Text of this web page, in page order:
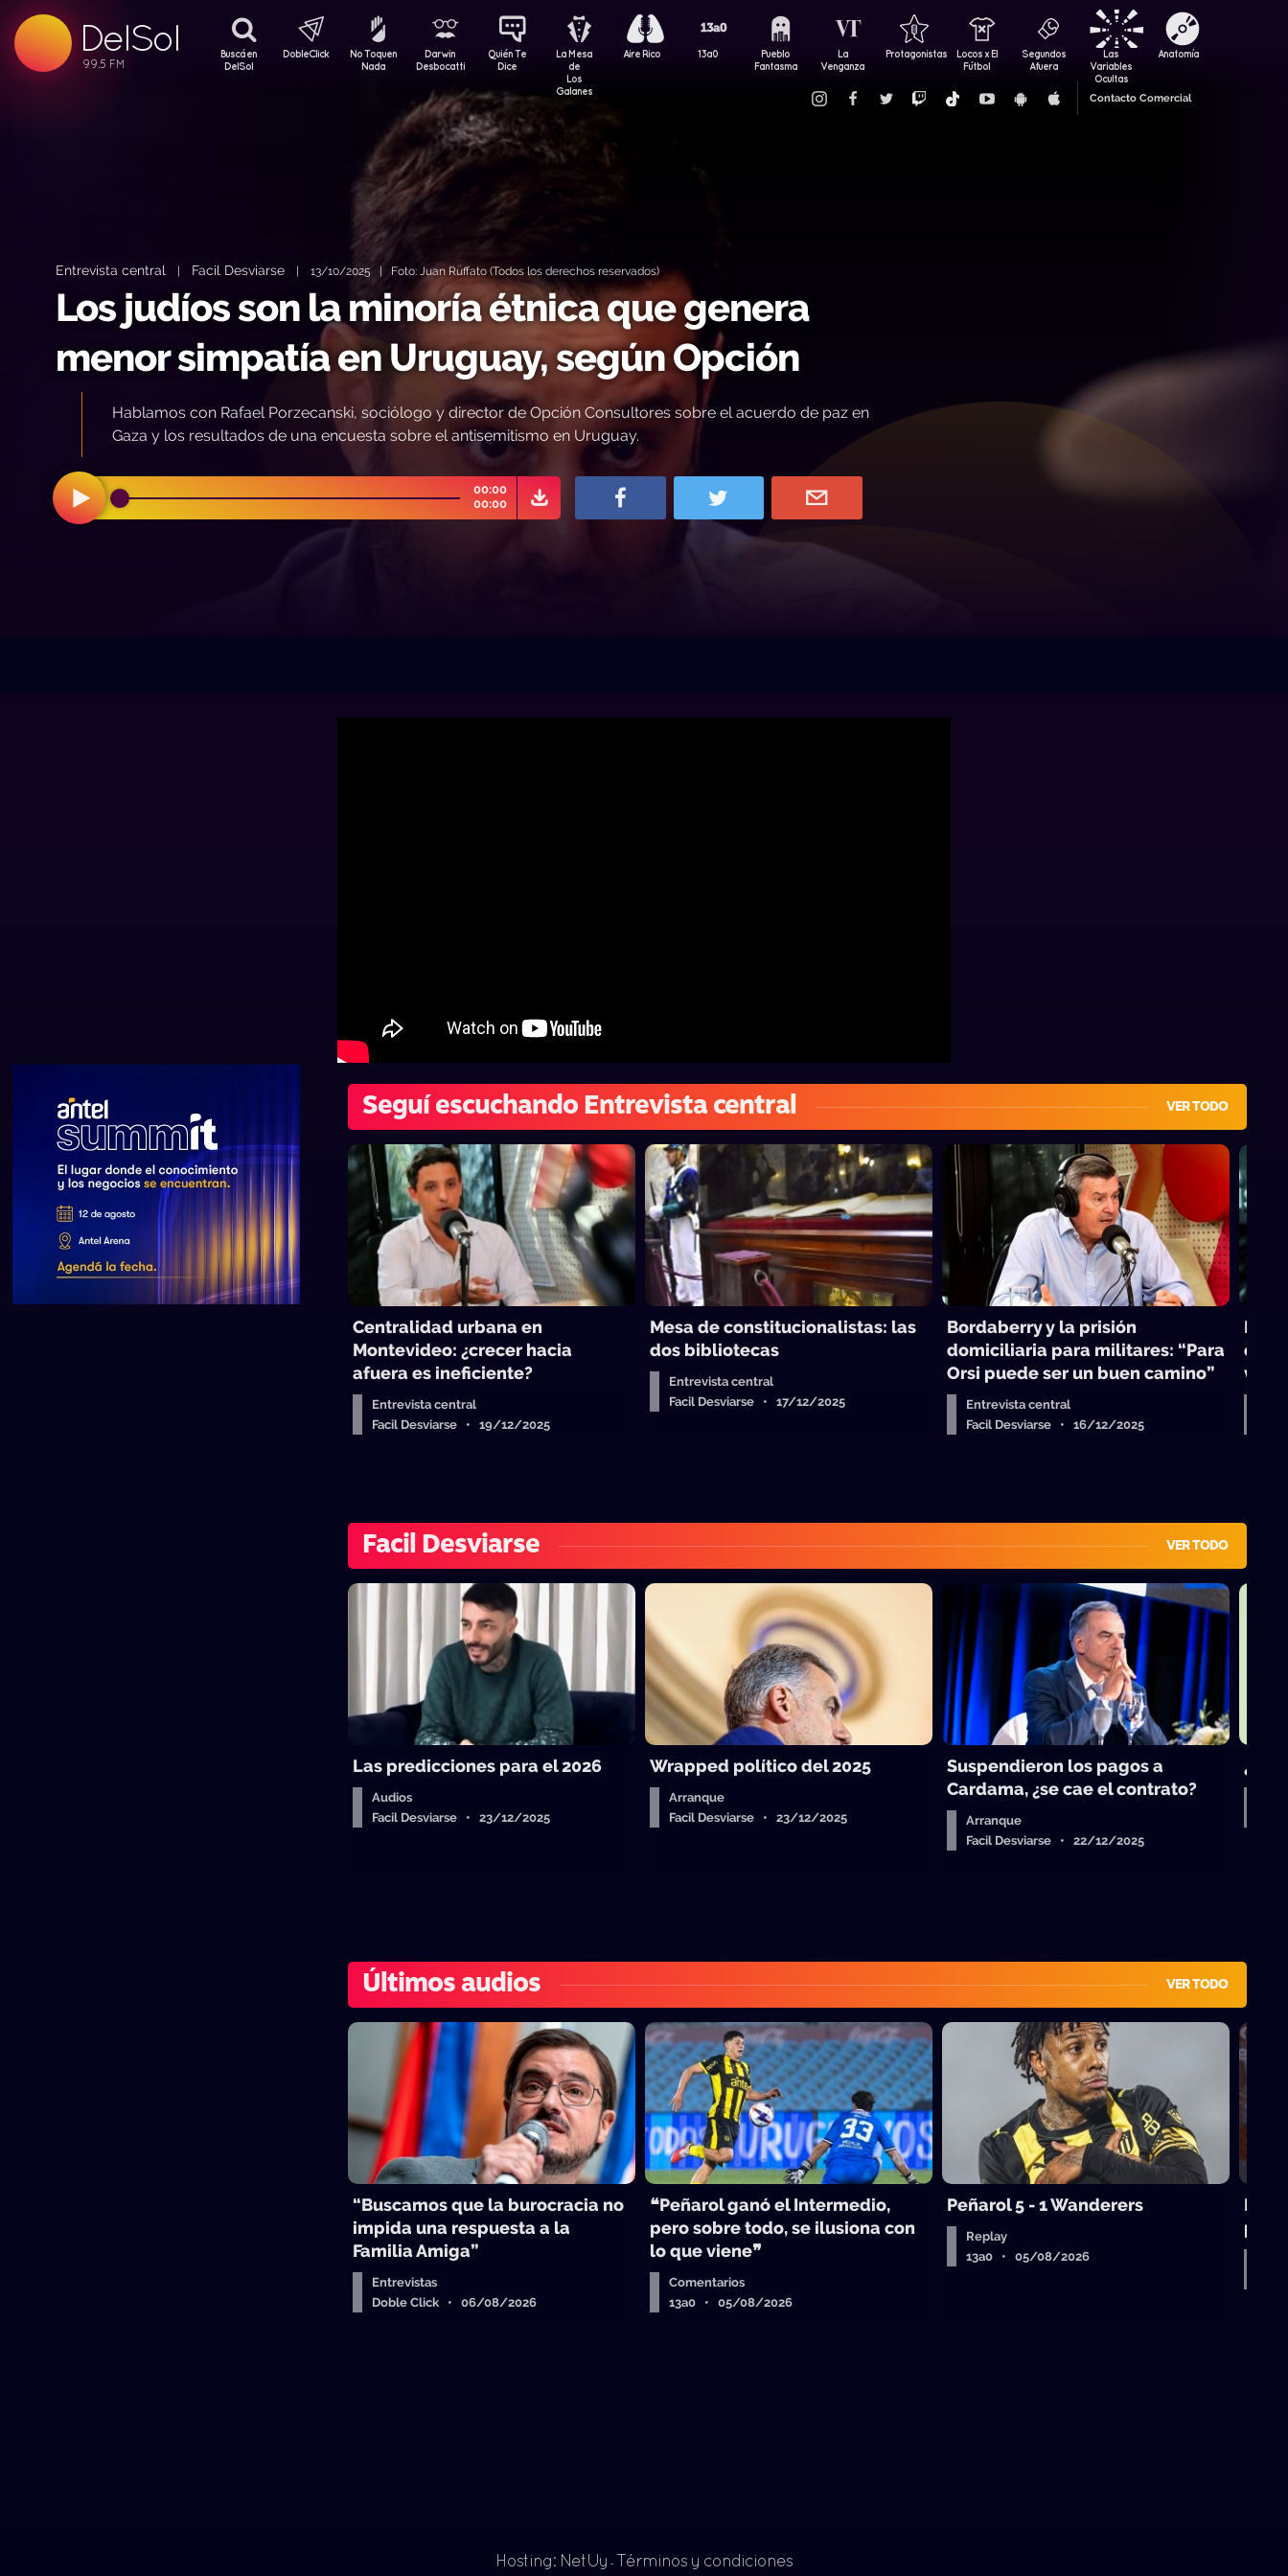
DelSol
99.5 FM
99.5 FM
99.5 FM
Buscá en
DelSol
DobleClick
No Toquen
Nada
Darwin
Desbocatti
Quién Te
Dice
La Mesa
de
Los
Galanes
Aire Rico 13a0
Pueblo
Fantasma
La
Venganza
Protagonistas
Locos x El
Fútbol
Segundos
Afuera
Las
Variables
Ocultas
Anatomía
Contacto Comercial
Entrevista central | Facil Desviarse | 13/10/2025 | Foto: Juan Ruffato (Todos los derechos reservados)
Los judíos son la minoría étnica que genera
menor simpatía en Uruguay, según Opción
Hablamos con Rafael Porzecanski, sociólogo y director de Opción Consultores sobre el acuerdo de paz en
Gaza y los resultados de una encuesta sobre el antisemitismo en Uruguay.
00:00
00:00
Seguí escuchando Entrevista central VER TODO
Centralidad urbana en
Montevideo: ¿crecer hacia
afuera es ineficiente?
Entrevista central
Facil Desviarse • 19/12/2025
Mesa de constitucionalistas: las
dos bibliotecas
Entrevista central
Facil Desviarse • 17/12/2025
Bordaberry y la prisión
domiciliaria para militares: “Para
Orsi puede ser un buen camino”
Entrevista central
Facil Desviarse • 16/12/2025
en
vaya
Facil Desviarse VER TODO
Las predicciones para el 2026
Audios
Facil Desviarse • 23/12/2025
Wrapped político del 2025
Arranque
Facil Desviarse • 23/12/2025
Suspendieron los pagos a
Cardama, ¿se cae el contrato?
Arranque
Facil Desviarse • 22/12/2025
Últimos audios VER TODO
“Buscamos que la burocracia no
impida una respuesta a la
Familia Amiga”
Entrevistas
Doble Click • 06/08/2026
❝Peñarol ganó el Intermedio,
pero sobre todo, se ilusiona con
lo que viene❞
Comentarios
13a0 • 05/08/2026
Peñarol 5 - 1 Wanderers
Replay
13a0 • 05/08/2026
Hosting: NetUy - Términos y condiciones